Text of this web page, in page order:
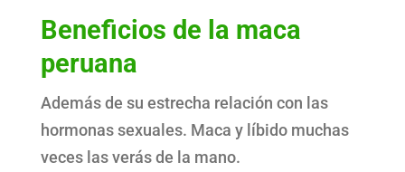
Beneficios de la maca
peruana
Además de su estrecha relación con las
hormonas sexuales. Maca y líbido muchas
veces las verás de la mano.